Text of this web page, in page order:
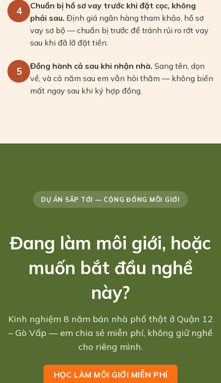
4
Chuẩn bị hồ sơ vay trước khi đặt cọc, không
phải sau. Định giá ngân hàng tham khảo, hồ sơ
vay sơ bộ — chuẩn bị trước để tránh rủi ro rớt vay
sau khi đã lỡ đặt tiền.
5 Đồng hành cả sau khi nhận nhà. Sang tên, dọn
về, và cả năm sau em vẫn hỏi thăm — không biến
mất ngay sau khi ký hợp đồng.
DỰ ÁN SẮP TỚI — CỘNG ĐỒNG MÔI GIỚI
Đang làm môi giới, hoặc
muốn bắt đầu nghề
này?
Kinh nghiệm 8 năm bán nhà phố thật ở Quận 12
– Gò Vấp — em chia sẻ miễn phí, không giữ nghề
cho riêng mình.
HỌC LÀM MÔI GIỚI MIỄN PHÍ